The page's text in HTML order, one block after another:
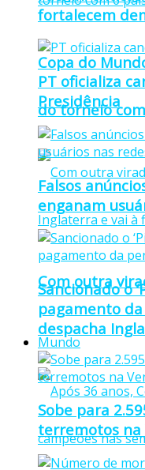
Copa do
do torneio
Com outra
despacha
fortalecem
PT oficializa
Presidência
Falsos
enganam
Sancionado o
pagamento
Mundo
Sobe para
terremotos na